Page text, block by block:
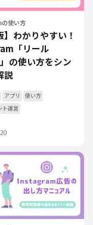
使い方
】わかりやすい！
「リール
の使い方をシン
説
アプリ
使い方
ト運営